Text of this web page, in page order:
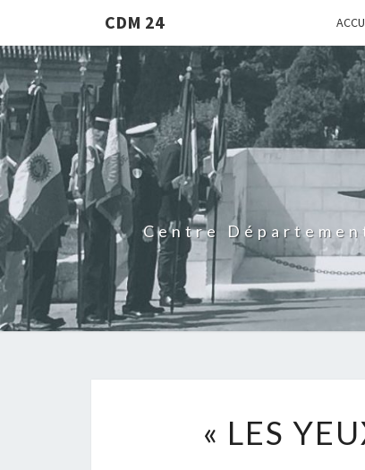
CDM 24
Centre
« LES